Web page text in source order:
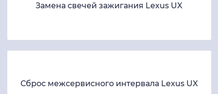
Замена свечей зажигания Lexus UX
Сброс межсервисного интервала Lexus UX